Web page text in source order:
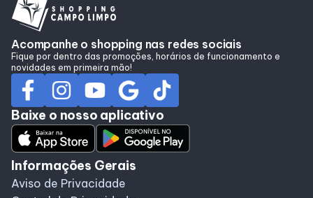
Lojas e Restaurantes
Lojas
Alimentação
Compre Online
Acompanhe o shopping nas redes sociais
Fique por dentro das promoções, horários de funcionamento e
novidades em primeira mão!
Baixe o nosso aplicativo
Informações Gerais
Aviso de Privacidade